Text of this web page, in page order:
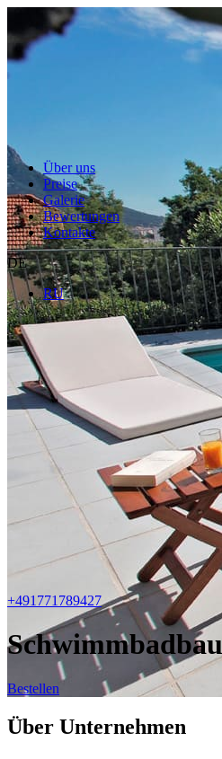
Über uns
Preise
Galerie
Bewertungen
Kontakte
DE
RU
+491771789427
Bestellen
Über Unternehmen